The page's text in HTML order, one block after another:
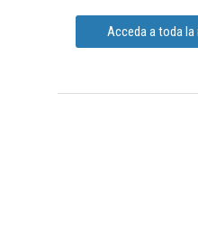
Acceda a toda la